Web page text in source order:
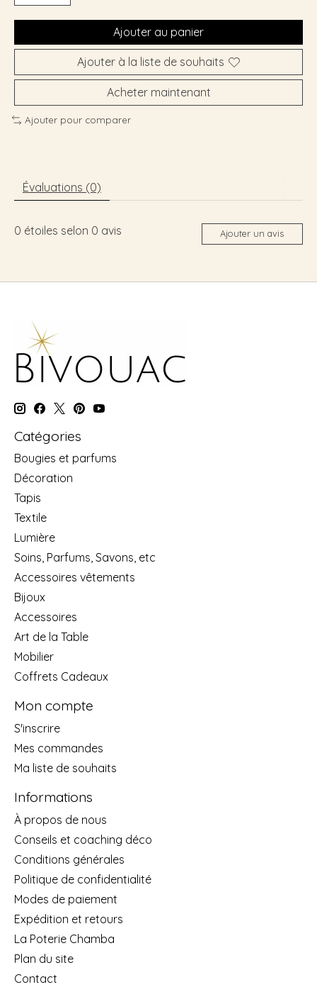
Ajouter au panier
Ajouter à la liste de souhaits
Acheter maintenant
Ajouter pour comparer
Évaluations (0)
0 étoiles selon 0 avis Ajouter un avis
Catégories
Bougies et parfums
Décoration
Tapis
Textile
Lumière
Soins, Parfums, Savons, etc
Accessoires vêtements
Bijoux
Accessoires
Art de la Table
Mobilier
Coffrets Cadeaux
Mon compte
S'inscrire
Mes commandes
Ma liste de souhaits
Informations
À propos de nous
Conseils et coaching déco
Conditions générales
Politique de confidentialité
Modes de paiement
Expédition et retours
La Poterie Chamba
Plan du site
Contact